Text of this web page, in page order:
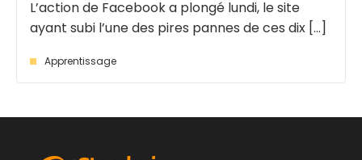
L’action de Facebook a plongé lundi, le site
ayant subi l’une des pires pannes de ces dix [...]
Apprentissage